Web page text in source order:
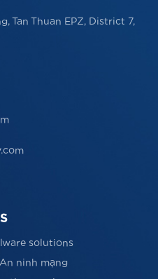
Tan Thuan EPZ, District 7,
solutions
ninh mạng